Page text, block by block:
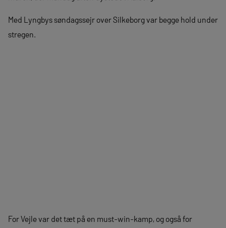
Med Lyngbys søndagssejr over Silkeborg var begge hold under
stregen.
For Vejle var det tæt på en must-win-kamp, og også for